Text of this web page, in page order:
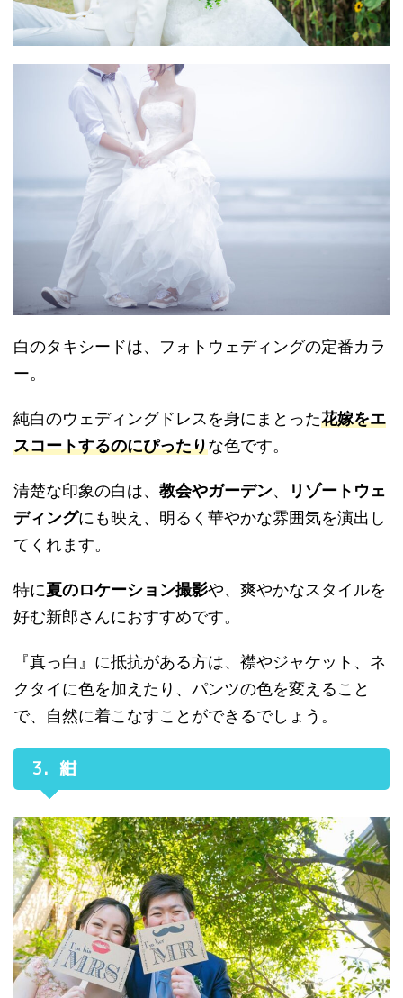
白のタキシードは、フォトウェディングの定番カラ
ー。
純白のウェディングドレスを身にまとった花嫁をエ
スコートするのにぴったりな色です。
清楚な印象の白は、 教会やガーデン、
リゾートウェ
ディングにも映え、明るく華やかな雰囲気を演出し
てくれます。
特に夏のロケーション撮影や、爽やかなスタイルを
好む新郎さんにおすすめです。
『真っ白』に抵抗がある方は、襟やジャケット、ネ
クタイに色を加えたり、パンツの色を変えること
で、自然に着こなすことができるでしょう。
3．紺